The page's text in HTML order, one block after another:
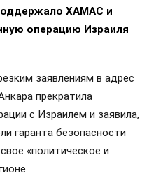
ХАМАС и
операцию Израиля
заявлениям в адрес
прекратила
с Израилем и заявила,
гаранта безопасности
«политическое и